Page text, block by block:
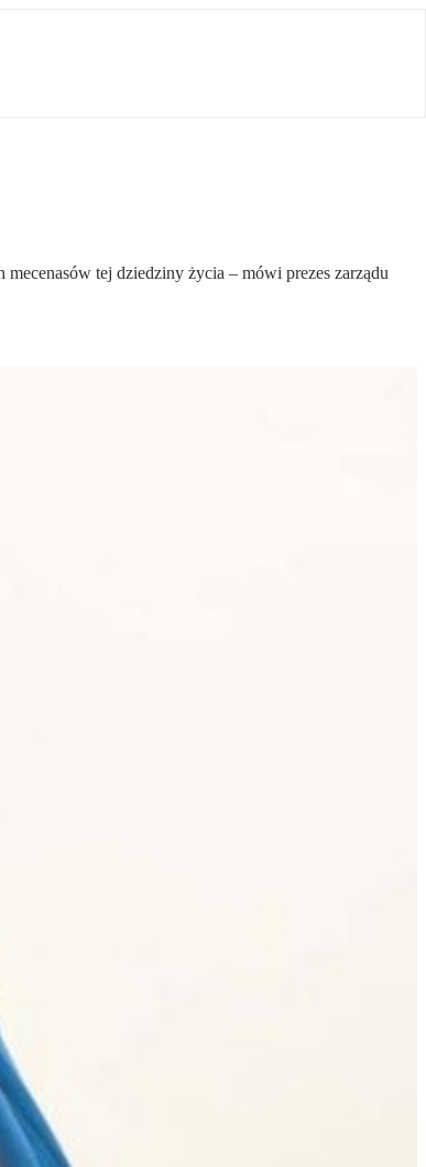
mecenasów tej dziedziny życia – mówi prezes zarządu